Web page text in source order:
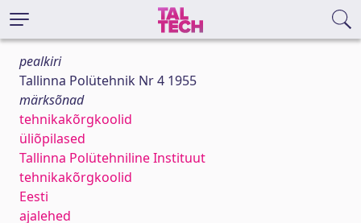
pealkiri
Tallinna Polütehnik Nr 4 1955
märksõnad
tehnikakõrgkoolid
üliõpilased
Tallinna Polütehniline Instituut
tehnikakõrgkoolid
Eesti
ajalehed